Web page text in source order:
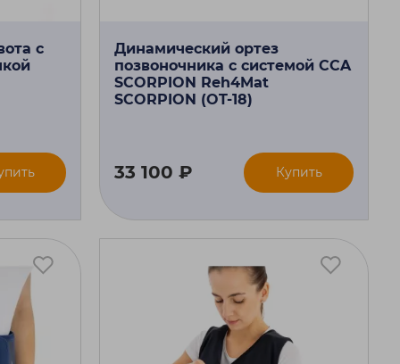
с
Динамический ортез
позвоночника с системой CCA
SCORPION Reh4Mat
SCORPION (OT-18)
33 100 ₽ Купить